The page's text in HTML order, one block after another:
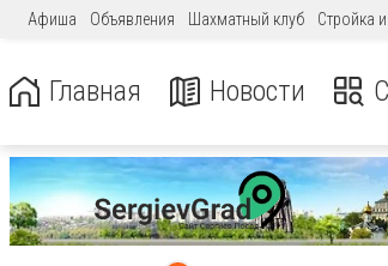
Афиша Объявления Шахматный клуб Стройка
Главная Новости